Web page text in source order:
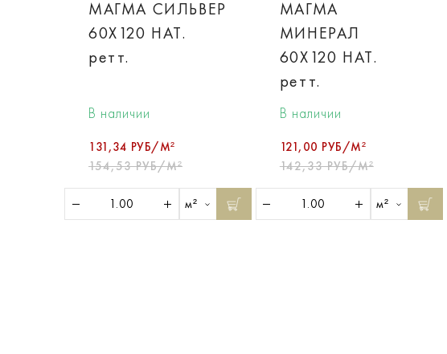
МАГМА СИЛЬВЕР
60X120 НАТ.
ретт.
В наличии
131,34 РУБ/М²
154,53 РУБ/М²
м²
МАГМА
МИНЕРАЛ
60X120 НАТ.
ретт.
В наличии
121,00 РУБ/М²
142,33 РУБ/М²
м²